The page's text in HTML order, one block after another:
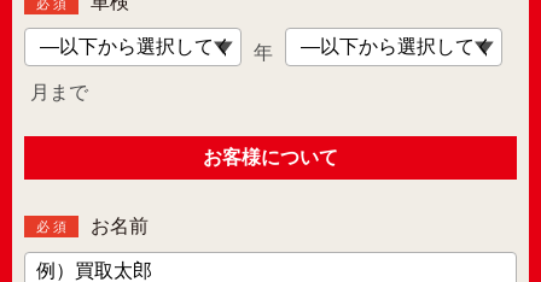
年
月まで
お客様について
必 須 お名前